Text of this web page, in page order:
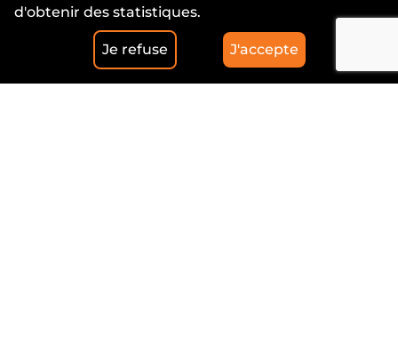
d'obtenir des statistiques.
Je refuse J'accepte